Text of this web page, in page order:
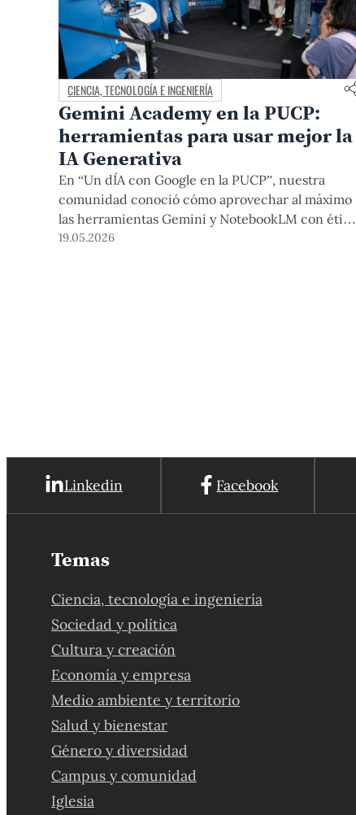
CIENCIA, TECNOLOGÍA E INGENIERÍA
Gemini Academy en la PUCP:
herramientas para usar mejor la
IA Generativa
En “Un dÍA con Google en la PUCP”, nuestra
comunidad conoció cómo aprovechar al máximo
las herramientas Gemini y NotebookLM con ética,
responsabilidad y propósito. De esta manera,
19.05.2026
Linkedin Facebook
Temas
Ciencia, tecnología e ingeniería
Sociedad y política
Cultura y creación
Economía y empresa
Medio ambiente y territorio
Salud y bienestar
Género y diversidad
Campus y comunidad
Iglesia